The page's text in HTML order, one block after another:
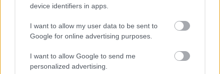
device identifiers in apps.
I want to allow my user data to be sent to
Google for online advertising purposes.
I want to allow Google to send me
personalized advertising.
VAGY